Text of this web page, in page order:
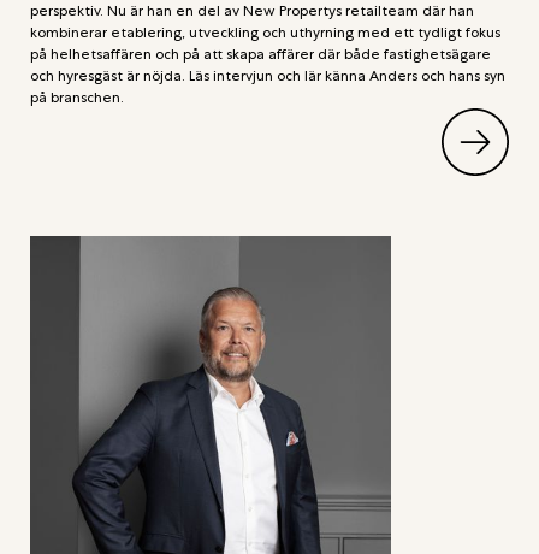
perspektiv. Nu är han en del av New Propertys retailteam där han
kombinerar etablering, utveckling och uthyrning med ett tydligt fokus
på helhetsaffären och på att skapa affärer där både fastighetsägare
och hyresgäst är nöjda. Läs intervjun och lär känna Anders och hans syn
på branschen.